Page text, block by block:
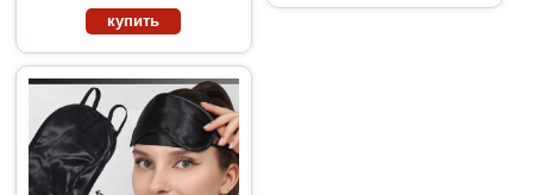
купить